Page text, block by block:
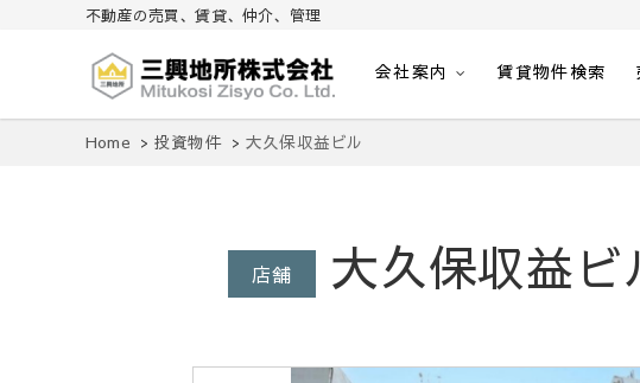
不動産の売買、賃貸、仲介、管理
三興地所株式会社
不動産の売買、賃貸、仲介、管理
会社案内 賃貸物件検索
Home 投資物件 大久保収益ビル
店舗 大久保収益ビ